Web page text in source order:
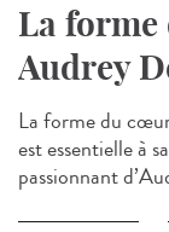
La
Audrey
La forme du
est essentielle à
passionnant